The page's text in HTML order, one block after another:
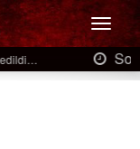
Menü